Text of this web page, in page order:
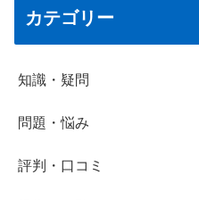
カテゴリー
知識・疑問
問題・悩み
評判・口コミ